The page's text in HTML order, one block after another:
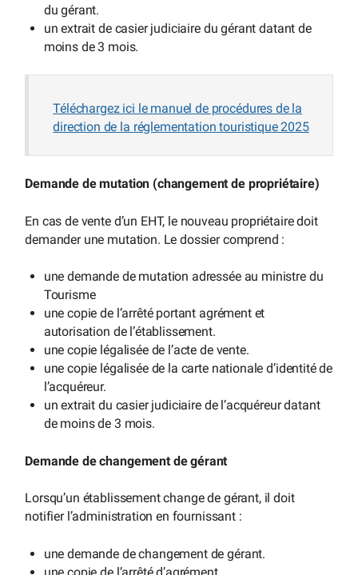
du gérant.
un extrait de casier judiciaire du gérant datant de
moins de 3 mois.
Téléchargez ici le manuel de procédures de la
direction de la réglementation touristique 2025
Demande de mutation (changement de propriétaire)
En cas de vente d’un EHT, le nouveau propriétaire doit
demander une mutation. Le dossier comprend :
une demande de mutation adressée au ministre du
Tourisme
une copie de l’arrêté portant agrément et
autorisation de l’établissement.
une copie légalisée de l’acte de vente.
une copie légalisée de la carte nationale d’identité de
l’acquéreur.
un extrait du casier judiciaire de l’acquéreur datant
de moins de 3 mois.
Demande de changement de gérant
Lorsqu’un établissement change de gérant, il doit
notifier l’administration en fournissant :
une demande de changement de gérant.